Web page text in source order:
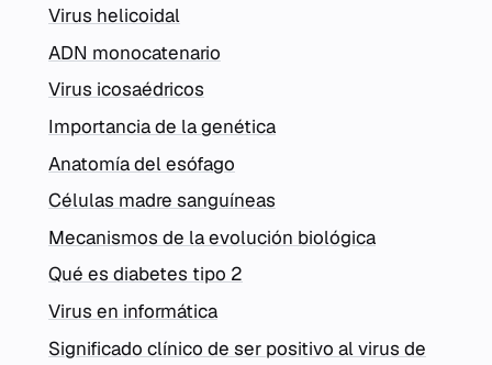
Virus helicoidal
ADN monocatenario
Virus icosaédricos
Importancia de la genética
Anatomía del esófago
Células madre sanguíneas
Mecanismos de la evolución biológica
Qué es diabetes tipo 2
Virus en informática
Significado clínico de ser positivo al virus de